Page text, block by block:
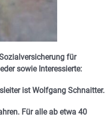
für
sowie Interessierte:
ist Wolfgang Schnaitter.
Für alle ab etwa 40